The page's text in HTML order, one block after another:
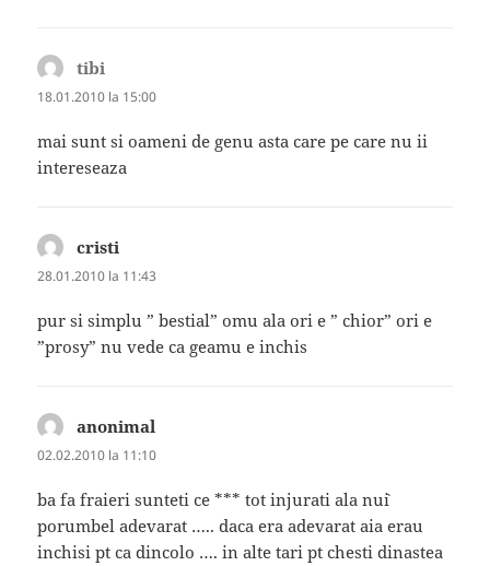
tibi
18.01.2010 la 15:00
mai sunt si oameni de genu asta care pe care nu ii
intereseaza
cristi
28.01.2010 la 11:43
pur si simplu ” bestial” omu ala ori e ” chior” ori e
”prosy” nu vede ca geamu e inchis
anonimal
02.02.2010 la 11:10
ba fa fraieri sunteti ce *** tot injurati ala nu`i
porumbel adevarat ….. daca era adevarat aia erau
inchisi pt ca dincolo …. in alte tari pt chesti dinastea